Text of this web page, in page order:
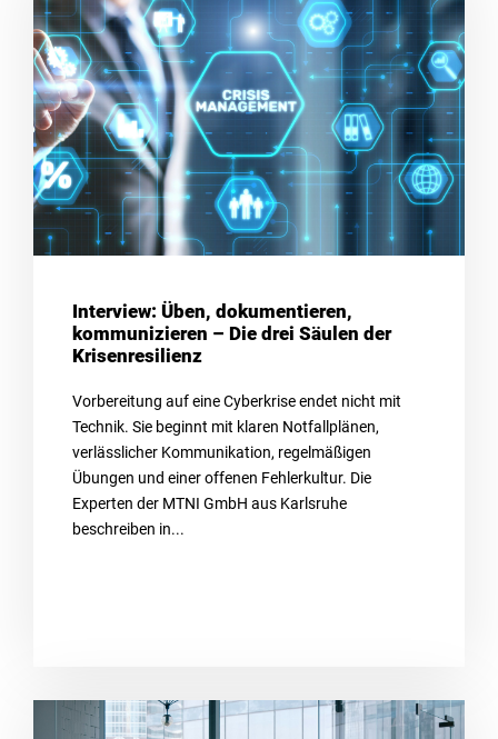
Interview: Üben, dokumentieren,
kommunizieren – Die drei Säulen der
Krisenresilienz
Vorbereitung auf eine Cyberkrise endet nicht mit
Technik. Sie beginnt mit klaren Notfallplänen,
verlässlicher Kommunikation, regelmäßigen
Übungen und einer offenen Fehlerkultur. Die
Experten der MTNI GmbH aus Karlsruhe
beschreiben in...